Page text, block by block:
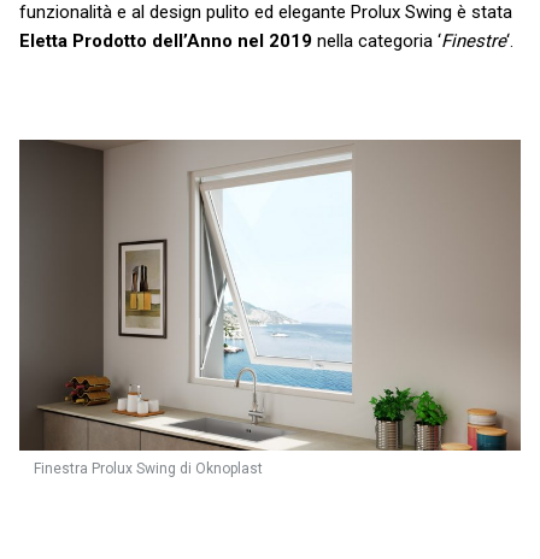
funzionalità e al design pulito ed elegante Prolux Swing è stata
Eletta Prodotto dell’Anno nel 2019 nella categoria ‘Finestre‘.
Finestra Prolux Swing di Oknoplast